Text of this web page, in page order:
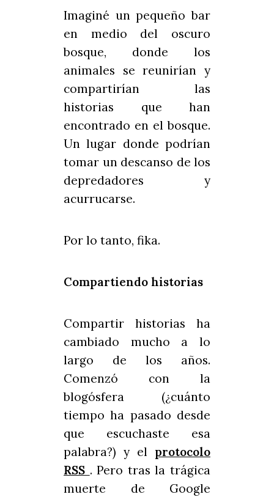
Imaginé un pequeño bar
en medio del oscuro
bosque, donde los
animales se reunirían y
compartirían las
historias que han
encontrado en el bosque.
Un lugar donde podrían
tomar un descanso de los
depredadores y
acurrucarse.
Por lo tanto, fika.
Compartiendo historias
Compartir historias ha
cambiado mucho a lo
largo de los años.
Comenzó con la
blogósfera (¿cuánto
tiempo ha pasado desde
que escuchaste esa
palabra?) y el protocolo
RSS . Pero tras la trágica
muerte de Google